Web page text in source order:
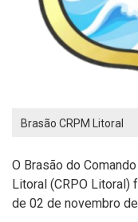
Brasão CRPM Litoral
O Brasão do
Litoral (CRPO Litoral)
de 02 de novembro